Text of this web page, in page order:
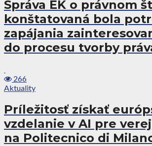
Správa EK o právnom
konštatovaná bola
zapájania
do procesu tvorby
266
Aktuality
Príležitosť získať
vzdelanie v AI pre
na Politecnico di